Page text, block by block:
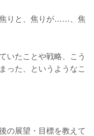
りと、焦りが……、焦
たことや戦略、こう
った、というようなこ
の展望・目標を教えて